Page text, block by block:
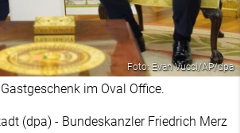
Foto: Evan Vucci/AP/dpa
im Oval Office.
(dpa) - Bundeskanzler Friedrich Merz